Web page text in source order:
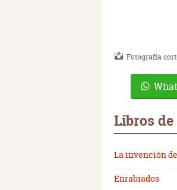
Fotografía
Libros
La invención
Enrabiados